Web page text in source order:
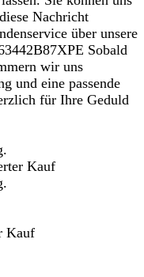
Nachricht
über unsere
Sobald
wir uns
und eine passende
für Ihre Geduld
Kauf
Kauf